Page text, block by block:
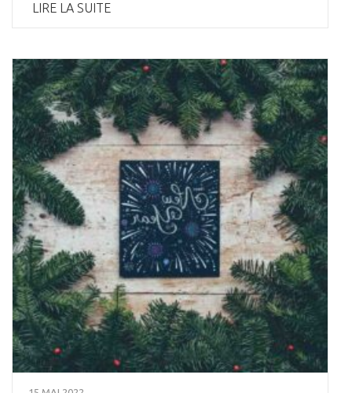
LIRE LA SUITE